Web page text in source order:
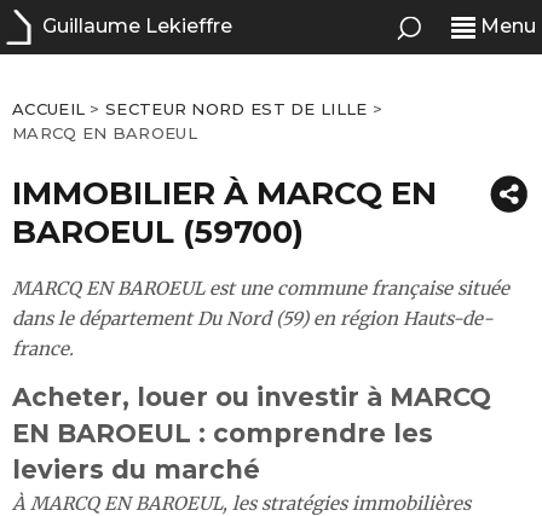
Guillaume Lekieffre Menu
ACCUEIL >SECTEUR NORD EST DE LILLE >
MARCQ EN BAROEUL
IMMOBILIER À MARCQ EN
BAROEUL (59700)
MARCQ EN BAROEUL est une commune française située
dans le département Du Nord (59) en région Hauts-de-
france.
Acheter, louer ou investir à MARCQ
EN BAROEUL : comprendre les
leviers du marché
À MARCQ EN BAROEUL, les stratégies immobilières